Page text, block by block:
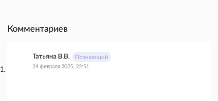
Комментариев
Татьяна В.В. Познающий
24 февраля 2025, 22:51